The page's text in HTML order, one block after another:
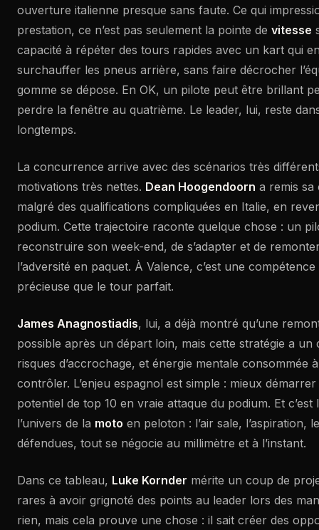
ouverture italienne presque sans faute. Ce qui
prestation, ce n’est pas seulement la pointe de vitesse
capacité à répéter des tours rapides avec un kart qui
surchauffer les pneus arrière, sans faire décrocher
gomme se dépose. En OK, un pilote peut être brillant
perdre la fenêtre au quatrième. Le leader, lui, reste
longtemps.
La concurrence arrive avec des scénarios très
motivations très nettes. Dean Hoogendoorn a remis sa
malgré des qualifications compliquées en Italie, en
podium. Cette trajectoire raconte quelque chose : un
reconstruire son week-end, de s’adapter et de
l’adversité en paquet. À Valence, c’est une
précieuse que le tour parfait.
James Anagnostiadis, lui, a déjà montré qu’une
possible après un départ loin, mais cette stratégie a un
risques d’accrochage, et énergie mentale consommée
contrôler. L’enjeu espagnol est simple : mieux
potentiel de top 10 en vraie attaque du podium. Et
l’univers de la moto en peloton : l’air sale, l’aspiration,
défendues, tout se négocie au millimètre et à l’instant.
Dans ce tableau, Luke Kornder mérite un coup de
rares à avoir grignoté des points au leader lors des
rien, mais cela prouve une chose : il sait créer des